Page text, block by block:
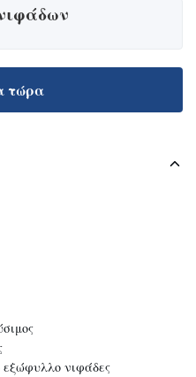
τώρα
εξώφυλλο νιφάδες